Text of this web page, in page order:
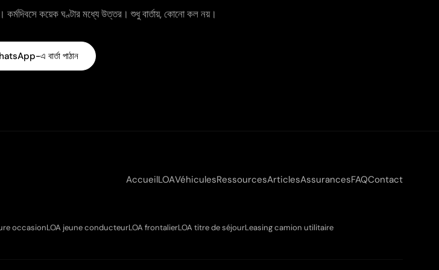
কয়েক ঘণ্টার মধ্যে উত্তর। শুধু বার্তায়, কোনো কল নয়।
এ বার্তা পাঠান
AccueilLOAVéhiculesRessourcesArticlesAssurancesFAQContact
occasionLOA jeune conducteurLOA frontalierLOA titre de séjourLeasing camion utilitaire